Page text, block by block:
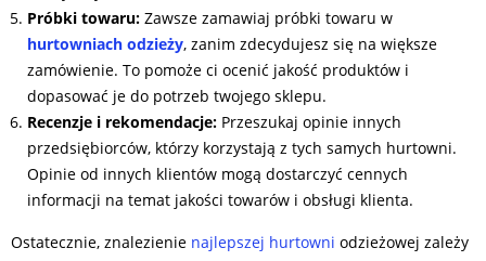
Próbki towaru: Zawsze zamawiaj próbki towaru w
hurtowniach odzieży, zanim zdecydujesz się na większe
zamówienie. To pomoże ci ocenić jakość produktów i
dopasować je do potrzeb twojego sklepu.
Recenzje i rekomendacje: Przeszukaj opinie innych
przedsiębiorców, którzy korzystają z tych samych hurtowni.
Opinie od innych klientów mogą dostarczyć cennych
informacji na temat jakości towarów i obsługi klienta.
Ostatecznie, znalezienie najlepszej hurtowni odzieżowej zależy